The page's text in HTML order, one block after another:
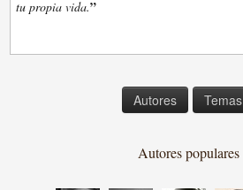
tu propia vida.”
Autores Temas
Autores populares